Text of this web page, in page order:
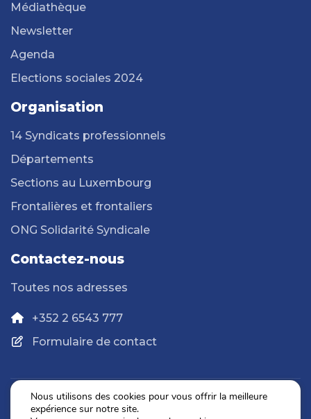
Médiathèque
Newsletter
Agenda
Elections sociales 2024
Organisation
14 Syndicats professionnels
Départements
Sections au Luxembourg
Frontalières et frontaliers
ONG Solidarité Syndicale
Contactez-nous
Toutes nos adresses
+352 2 6543 777
Formulaire de contact
Politique de confidentialité
Nous utilisons des cookies pour vous offrir la meilleure
expérience sur notre site.